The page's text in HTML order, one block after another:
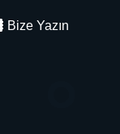
Bize Yazın